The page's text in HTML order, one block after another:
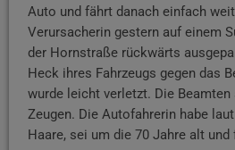
Auto und fährt danach einfach
Verursacherin gestern auf einem
der Hornstraße rückwärts
Heck ihres Fahrzeugs gegen das
wurde leicht verletzt. Die
Zeugen. Die Autofahrerin habe
Haare, sei um die 70 Jahre alt und